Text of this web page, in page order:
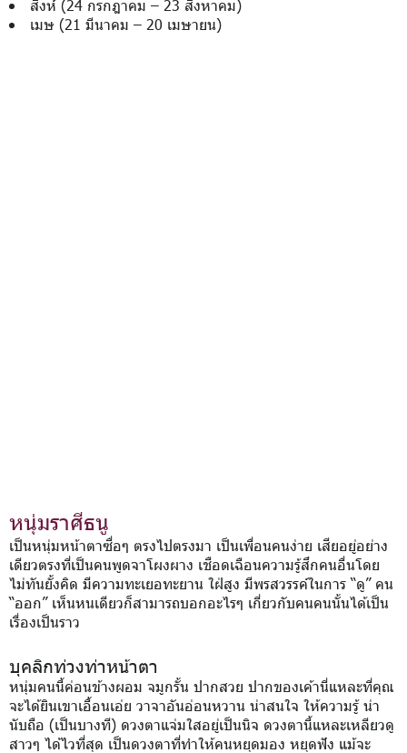
สิงห์ (24 กรกฎาคม – 23 สิงหาคม)
เมษ (21 มีนาคม – 20 เมษายน)
หนุ่มราศีธนู
เป็นหนุ่มหน้าตาซื่อๆ ตรงไปตรงมา เป็นเพื่อนคนง่าย เสียอยู่อย่าง
เดียวตรงที่เป็นคนพูดจาโผงผาง เชือดเฉือนความรู้สึกคนอื่นโดย
ไม่ทันยั้งคิด มีความทะเยอทะยาน ใฝ่สูง มีพรสวรรค์ในการ “ดู” คน
“ออก” เห็นหนเดียวก็สามารถบอกอะไรๆ เกี่ยวกับคนคนนั้นได้เป็น
เรื่องเป็นราว
บุคลิกท่วงท่าหน้าตา
หนุ่มคนนี้ค่อนข้างผอม จมูกรั้น ปากสวย ปากของเค้านี่แหละที่คุณ
จะได้ยินเขาเอื้อนเอ่ย วาจาอันอ่อนหวาน น่าสนใจ ให้ความรู้ น่า
นับถือ (เป็นบางที) ดวงตาแจ่มใสอยู่เป็นนิจ ดวงตานี้แหละเหลียวดู
สาวๆ ได้ไวที่สุด เป็นดวงตาที่ทำให้คนหยุดมอง หยุดฟัง แม้จะ